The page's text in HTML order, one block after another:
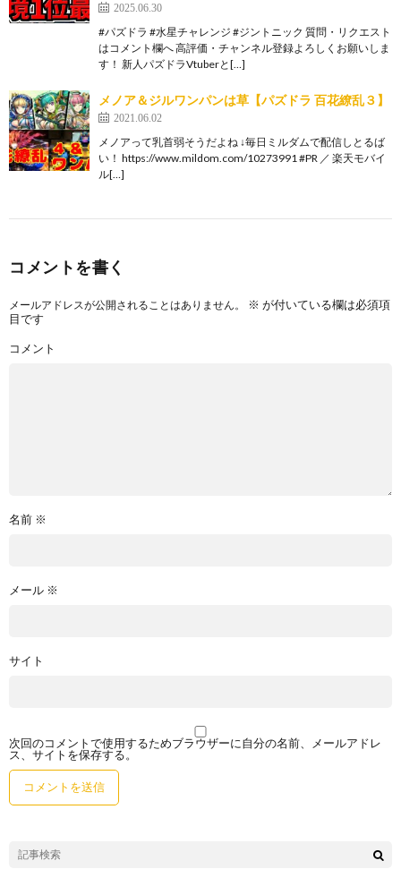
2025.06.30
#パズドラ #水星チャレンジ #ジントニック 質問・リクエスト
はコメント欄へ 高評価・チャンネル登録よろしくお願いしま
す！ 新人パズドラVtuberと[…]
メノア＆ジルワンパンは草【パズドラ 百花繚乱３】
2021.06.02
メノアって乳首弱そうだよね ↓毎日ミルダムで配信しとるば
い！ https://www.mildom.com/10273991 #PR ／ 楽天モバイ
ル[…]
コメントを書く
メールアドレスが公開されることはありません。 ※ が付いている欄は必須項
目です
コメント
名前 ※
メール ※
サイト
次回のコメントで使用するためブラウザーに自分の名前、メールアドレ
ス、サイトを保存する。